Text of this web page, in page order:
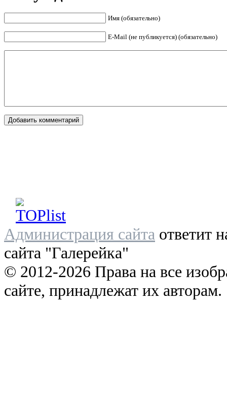
Имя (обязательно)
E-Mail (не публикуется) (обязательно)
Администрация сайта ответит
сайта "Галерейка"
© 2012-2026 Права на все
сайте, принадлежат их авторам.